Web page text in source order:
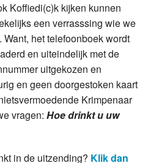
Koffiedi(c)k kijken kunnen
een verrasssing wie we
het telefoonboek wordt
en uiteindelijk met de
uitgekozen en
en geen doorgestoken kaart
Krimpenaar
vragen:Hoe drinkt u uw
in de uitzending? Klik dan